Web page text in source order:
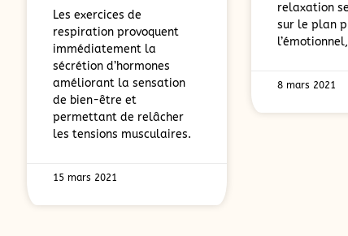
Les exercices de
respiration provoquent
immédiatement la
sécrétion d’hormones
améliorant la sensation
de bien-être et
permettant de relâcher
les tensions musculaires.
15 mars 2021
relaxation
sur le plan
8 mars 2021